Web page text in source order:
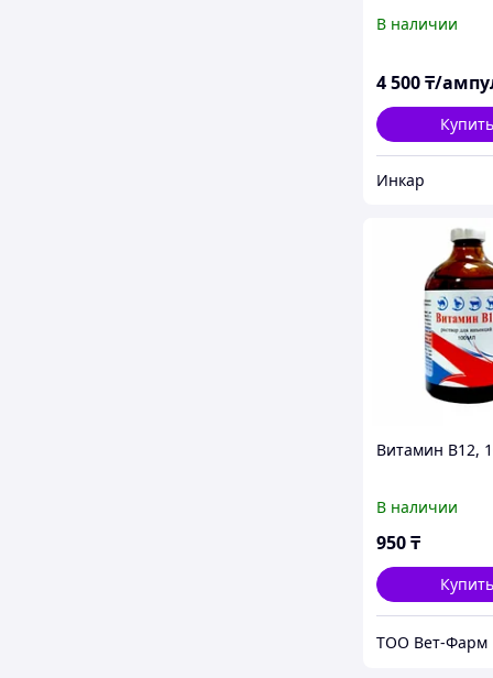
инъекций
В наличии
4 500₸/
Купить
Инкар
Витамин В12,
В наличии
950₸
Купить
ТОО Вет-Фарм